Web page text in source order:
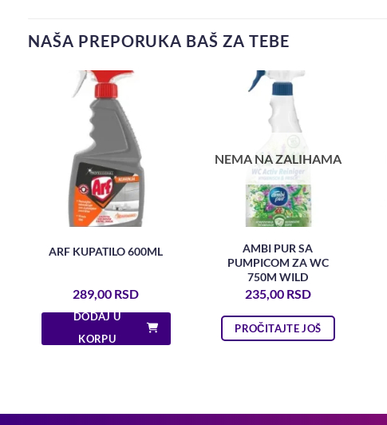
NAŠA PREPORUKA BAŠ ZA TEBE
ARF KUPATILO 600ML
289,00 RSD
DODAJ U
KORPU
NEMA NA ZALIHAMA
AMBI PUR SA
PUMPICOM ZA WC
750M WILD
235,00 RSD
PROČITAJTE JOŠ